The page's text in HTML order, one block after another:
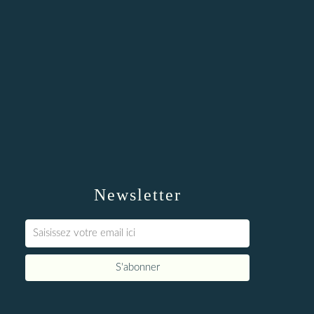
Newsletter